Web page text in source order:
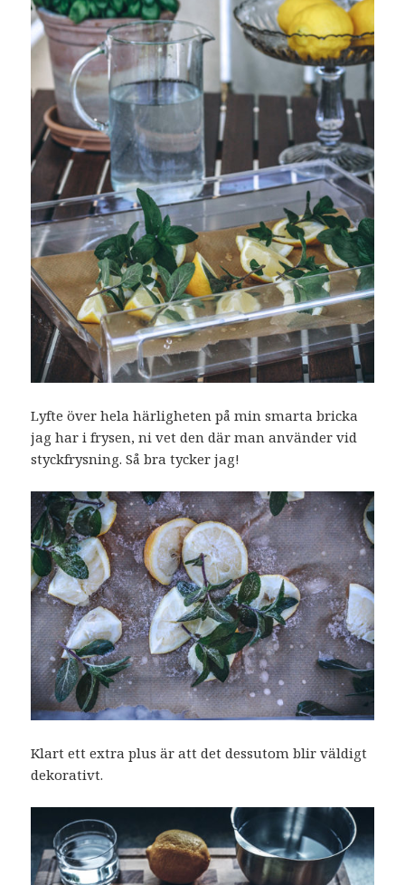
Lyfte över hela härligheten på min smarta bricka
jag har i frysen, ni vet den där man använder vid
styckfrysning. Så bra tycker jag!
Klart ett extra plus är att det dessutom blir väldigt
dekorativt.